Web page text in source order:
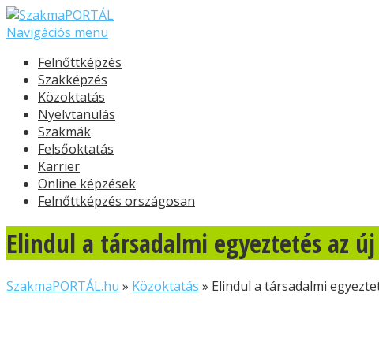
Navigációs menü
Felnőttképzés
Szakképzés
Közoktatás
Nyelvtanulás
Szakmák
Felsőoktatás
Karrier
Online képzések
Felnőttképzés országosan
Elindul a társadalmi egyeztetés az
SzakmaPORTÁL.hu » Közoktatás » Elindul a társadalmi